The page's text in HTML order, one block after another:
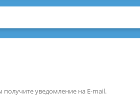
уведомление на E-mail.